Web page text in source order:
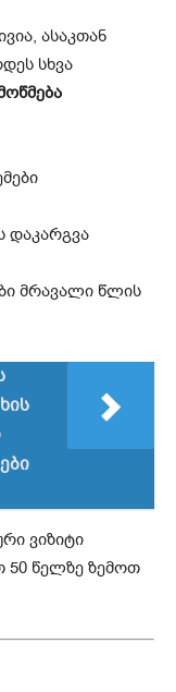
ასაკთან
სხვა
დაკარგვა
მრავალი წლის
ვიზიტი
წელზე ზემოთ